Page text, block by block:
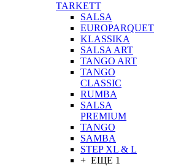
TARKETT
SALSA
EUROPARQUET
KLASSIKA
SALSA ART
TANGO ART
TANGO
CLASSIC
RUMBA
SALSA
PREMIUM
TANGO
SAMBA
STEP XL & L
+ ЕЩЕ 1